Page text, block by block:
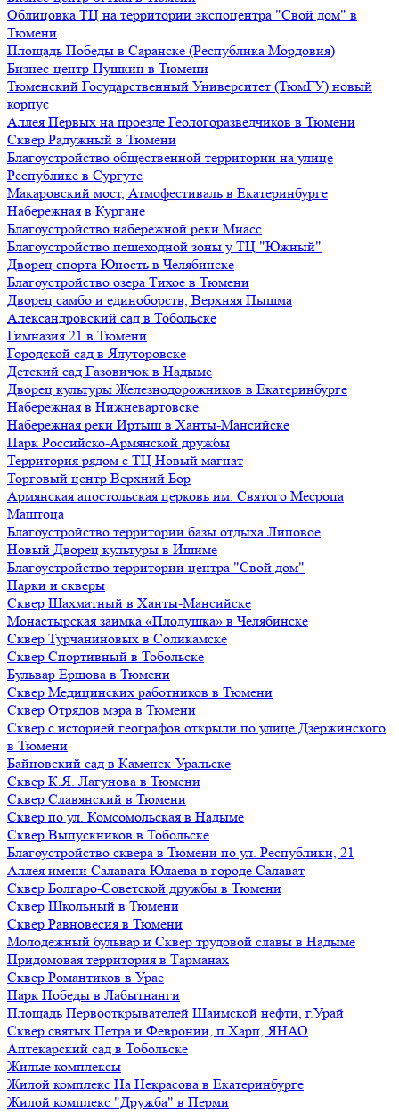
Облицовка ТЦ на территории экспоцентра "Свой дом" в
Тюмени
Площадь Победы в Саранске (Республика Мордовия)
Бизнес-центр Пушкин в Тюмени
Тюменский Государственный Университет (ТюмГУ) новый
корпус
Аллея Первых на проезде Геологоразведчиков в Тюмени
Сквер Радужный в Тюмени
Благоустройство общественной территории на улице
Республике в Сургуте
Макаровский мост, Атмофестиваль в Екатеринбурге
Набережная в Кургане
Благоустройство набережной реки Миасс
Благоустройство пешеходной зоны у ТЦ "Южный"
Дворец спорта Юность в Челябинске
Благоустройство озера Тихое в Тюмени
Дворец самбо и единоборств, Верхняя Пышма
Александровский сад в Тобольске
Гимназия 21 в Тюмени
Городской сад в Ялуторовске
Детский сад Газовичок в Надыме
Дворец культуры Железнодорожников в Екатеринбурге
Набережная в Нижневартовске
Набережная реки Иртыш в Ханты-Мансийске
Парк Российско-Армянской дружбы
Территория рядом с ТЦ Новый магнат
Торговый центр Верхний Бор
Армянская апостольская церковь им. Святого Месропа
Маштоца
Благоустройство территории базы отдыха Липовое
Нoвый Двoрeц культуры в Ишимe
Благоустройство территории центра "Свой дом"
Парки и скверы
Сквер Шахматный в Ханты-Мансийске
Монастырская заимка «Плодушка» в Челябинске
Сквер Турчаниновых в Соликамске
Сквер Спортивный в Тобольске
Бульвар Ершова в Тюмени
Сквер Медицинских работников в Тюмени
Сквер Отрядов мэра в Тюмени
Сквер с историей географов открыли по улице Дзержинского
в Тюмени
Байновский сад в Каменск-Уральске
Сквер К.Я. Лагунова в Тюмени
Сквер Славянский в Тюмени
Сквер по ул. Комсомольская в Надыме
Сквер Выпускников в Тобольске
Благоустройство сквера в Тюмени по ул. Республики, 21
Аллея имени Салавата Юлаева в городе Салават
Сквер Болгаро-Советской дружбы в Тюмени
Сквер Школьный в Тюмени
Сквер Равновесия в Тюмени
Молодежный бульвар и Сквер трудовой славы в Надыме
Придомовая территория в Тарманах
Сквер Романтиков в Урае
Парк Победы в Лабытнанги
Площадь Первооткрывателей Шаимской нефти, г.Урай
Сквер святых Петра и Февронии, п.Харп, ЯНАО
Аптекарский сад в Тобольске
Жилые комплексы
Жилой комплекс На Некрасова в Екатеринбурге
Жилой комплекс "Дружба" в Перми